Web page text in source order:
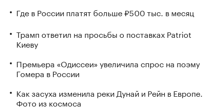
Где в России платят больше ₽500 тыс. в месяц
Трамп ответил на просьбы о поставках Patriot
Киеву
Премьера «Одиссеи» увеличила спрос на поэму
Гомера в России
Как засуха изменила реки Дунай и Рейн в Европе.
Фото из космоса